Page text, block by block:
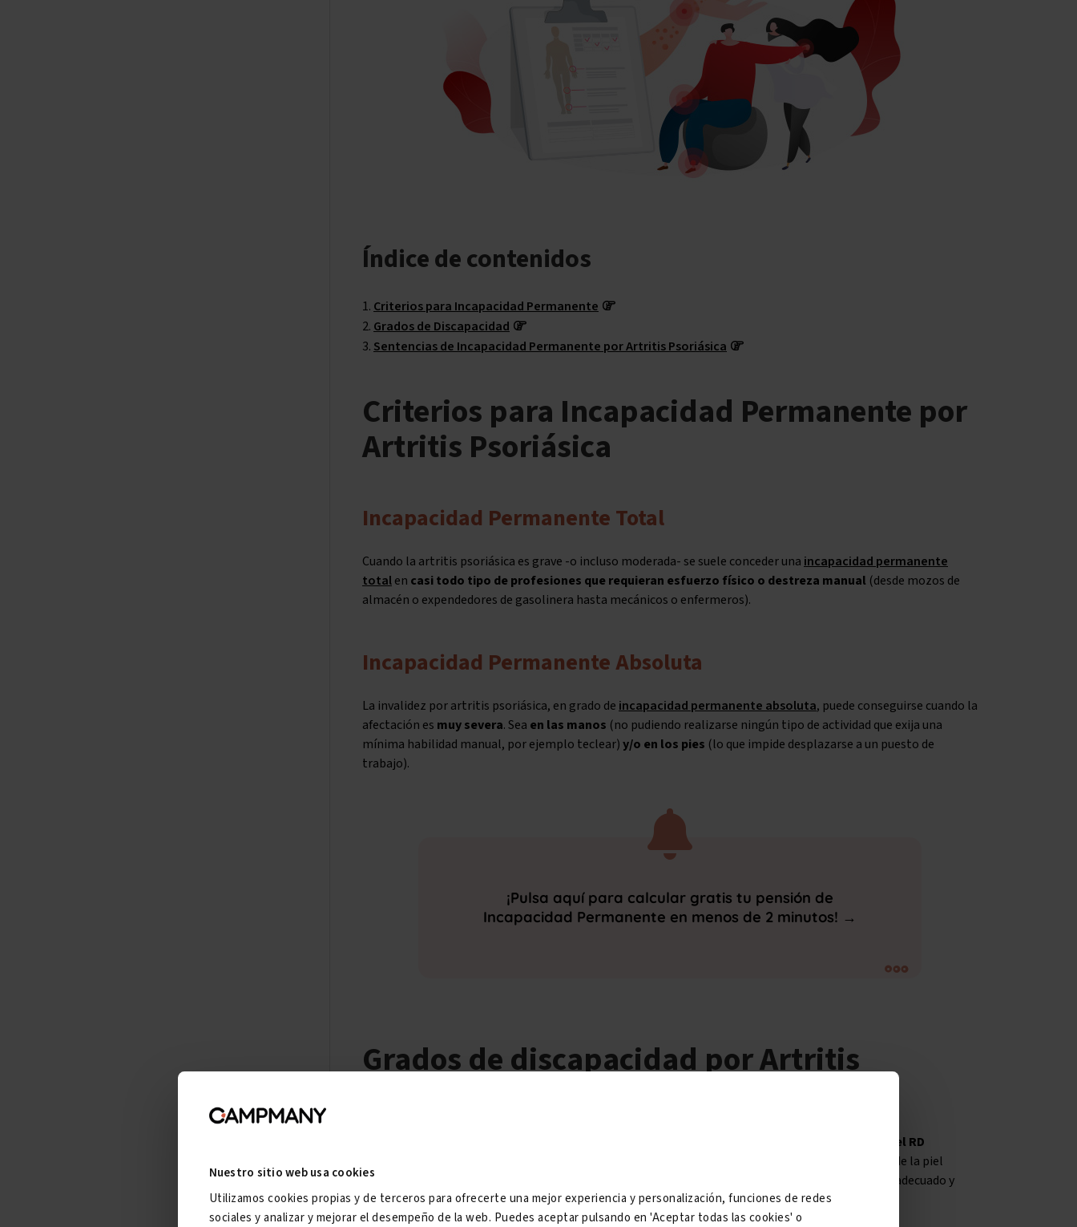
Nuestro sitio web usa cookies
Utilizamos cookies propias y de terceros para ofrecerte una mejor experiencia y personalización, funciones de redes
sociales y analizar y mejorar el desempeño de la web. Puedes aceptar pulsando en 'Aceptar todas las cookies' o
Índice de contenidos
Criterios para Incapacidad Permanente
Grados de Discapacidad
Sentencias de Incapacidad Permanente por Artritis Psoriásica
Criterios para Incapacidad Permanente por
Artritis Psoriásica
Incapacidad Permanente Total
Cuando la artritis psoriásica es grave -o incluso moderada- se suele conceder una incapacidad permanente
totalen casi todo tipo de profesiones que requieran esfuerzo físico o destreza manual (desde mozos de
almacén o expendedores de gasolinera hasta mecánicos o enfermeros).
Incapacidad Permanente Absoluta
La invalidez por artritis psoriásica, en grado de incapacidad permanente absoluta, puede conseguirse cuando la
afectación es muy severa. Sea en las manos (no pudiendo realizarse ningún tipo de actividad que exija una
mínima habilidad manual, por ejemplo teclear)y/o en los pies (lo que impide desplazarse a un puesto de
trabajo).
¡Pulsa aquí para calcular gratis tu pensión de
Incapacidad Permanente en menos de 2 minutos! →
Grados de discapacidad porArtritis
Capítulo 10 del Anexo del RD
. Únicamente serán objeto de valoración aquellas enfermedades crónicas de la piel
consideradas no recuperables en cualquiera de sus funciones, después de realizado el tratamiento adecuado y
cuyo curso clínico seade al menos seis mesesdesde su diagnóstico e inicio del tratamiento.